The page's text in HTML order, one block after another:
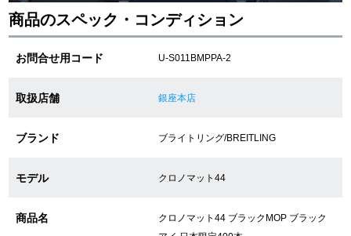
ショッピングローンの流れ
よくある質問
商品のスペック・コンディション
お問合せ用コード U-S011BMPPA-2
取扱店舗 銀座本店
ブランド ブライトリング/BREITLING
モデル クロノマット44
商品名
クロノマット44 ブラックMOP ブラック